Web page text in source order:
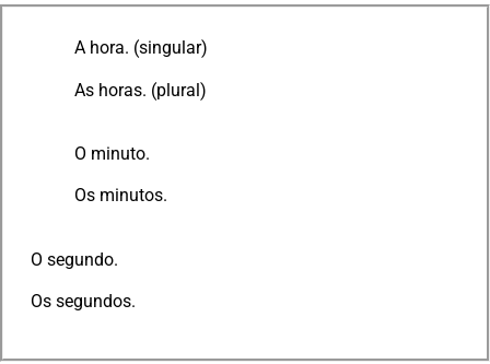
A hora. (singular)
As horas. (plural)
O minuto.
Os minutos.
O segundo.
Os segundos.